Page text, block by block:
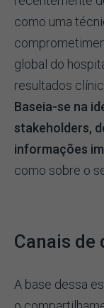
como uma
global do
resultados
Baseia-se na
stakeholders,
informações
como sobre o
Canais de
A base dessa